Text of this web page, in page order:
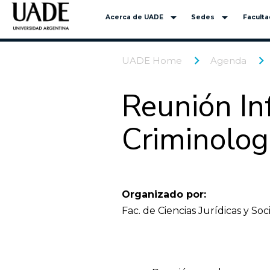
Acerca de UADE arrow_drop_down Sedes arrow_drop_down
UADE Home Agenda
Reunión
Organizado por:
Fac. de Ciencias Jurídicas y